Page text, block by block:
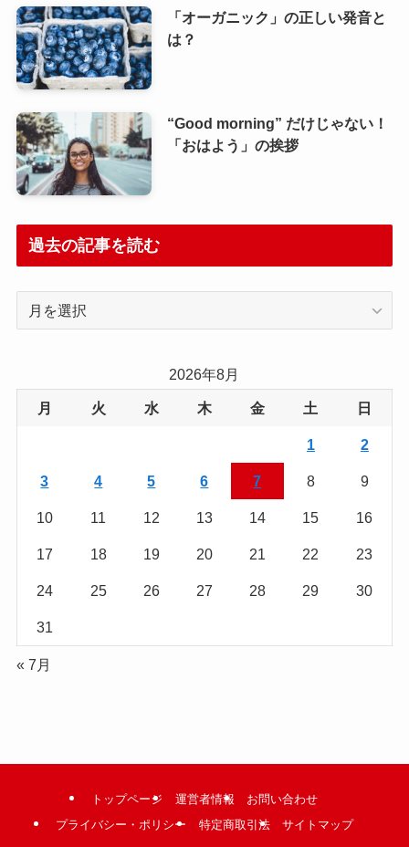
「オーガニック」の正しい発音と
は？
“Good morning” だけじゃない！
「おはよう」の挨拶
過去の記事を読む
事
2026年8月
月 火 水 木 金 土 日
1 2
3 4 5 6 7 8 9
10 11 12 13 14 15 16
17 18 19 20 21 22 23
24 25 26 27 28 29 30
31
« 7月
トップページ 運営者情報
お問い合わせ
プライバシー・ポリシー
特定商取引法 サイトマップ